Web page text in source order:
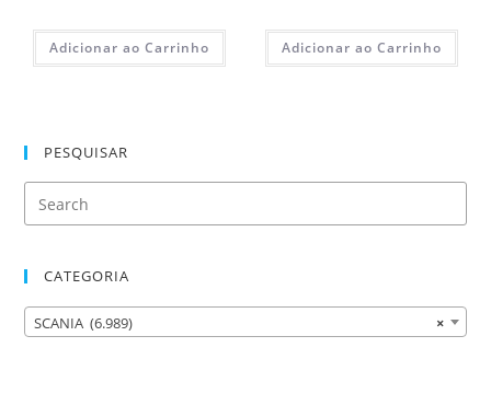
Adicionar ao Carrinho Adicionar ao Carrinho
PESQUISAR
CATEGORIA
×
SCANIA (6.989)